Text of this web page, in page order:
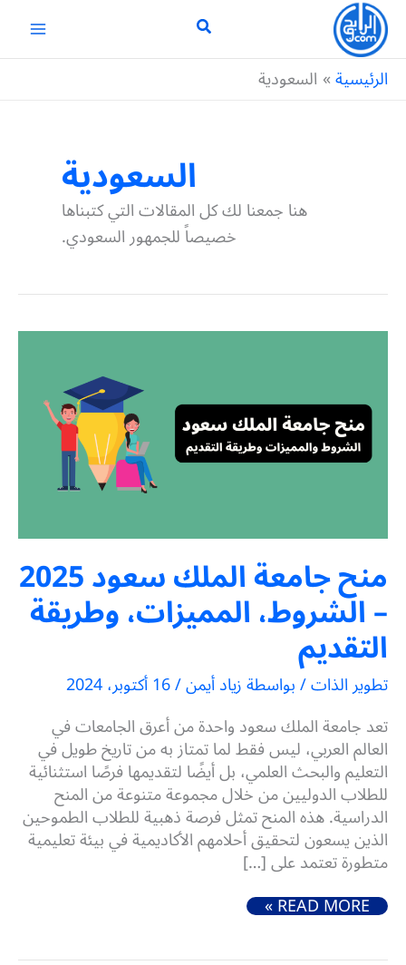
تخطي
المحتوى
الرئيسية السعودية
السعودية
هنا جمعنا لك كل المقالات التي كتبناها
خصيصاً للجمهور السعودي.
منح جامعة الملك سعود 2025
– الشروط، المميزات، وطريقة
التقديم
تطوير الذات/ بواسطةزياد أيمن/16 أكتوبر، 2024
تعد جامعة الملك سعود واحدة من أعرق الجامعات في
العالم العربي، ليس فقط لما تمتاز به من تاريخ طويل في
التعليم والبحث العلمي، بل أيضًا لتقديمها فرصًا استثنائية
للطلاب الدوليين من خلال مجموعة متنوعة من المنح
الدراسية. هذه المنح تمثل فرصة ذهبية للطلاب الطموحين
الذين يسعون لتحقيق أحلامهم الأكاديمية في بيئة تعليمية
متطورة تعتمد على […]
منح جامعة الملك سعود 2025 – الشروط، المميزات، وطريقة التقديم
READ MORE »